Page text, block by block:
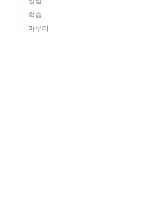
스텝 사이즈 그래디언트
학습
마무리